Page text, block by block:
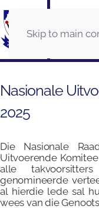
Skip to main
Nasionale
2025
Die Nasionale
Uitvoerende
alle
genomineerde
al hierdie lede sal
wees van die